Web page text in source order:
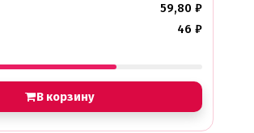
59,80 ₽
46 ₽
В корзину